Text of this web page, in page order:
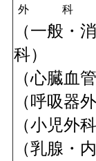
外 科
（一般・
科）
（心臓血
（呼吸器
（小児外科
（乳腺・